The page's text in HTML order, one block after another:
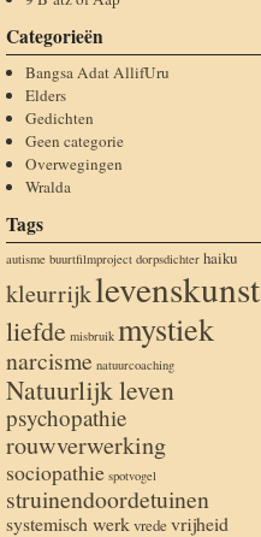
Categorieën
Bangsa Adat AllifUru
Elders
Gedichten
Geen categorie
Overwegingen
Wralda
Tags
autisme buurtfilmproject dorpsdichter haiku
kleurrijklevenskunst
liefde misbruik mystiek
narcisme natuurcoaching
Natuurlijk leven
psychopathie
rouwverwerking
sociopathie spotvogel
struinendoordetuinen
systemisch werkvrede vrijheid